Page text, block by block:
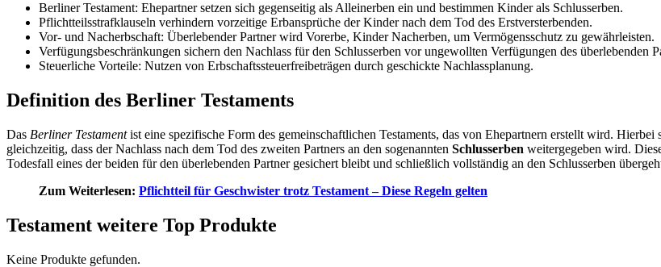
Berliner Testament: Ehepartner setzen sich gegenseitig als Alleinerben ein und bestimmen Kinder als Schlusserben.
Pflichtteilsstrafklauseln verhindern vorzeitige Erbansprüche der Kinder nach dem Tod des Erstversterbenden.
Vor- und Nacherbschaft: Überlebender Partner wird Vorerbe, Kinder Nacherben, um Vermögensschutz zu gewährleisten.
Verfügungsbeschränkungen sichern den Nachlass für den Schlusserben vor ungewollten Verfügungen des überlebenden
Steuerliche Vorteile: Nutzen von Erbschaftssteuerfreibeträgen durch geschickte Nachlassplanung.
Definition des Berliner Testaments
Das Berliner Testamentist eine spezifische Form des gemeinschaftlichen Testaments, das von Ehepartnern erstellt wird.
gleichzeitig, dass der Nachlass nach dem Tod des zweiten Partners an den sogenannten Schlusserben weitergegeben wird.
Todesfall eines der beiden für den überlebenden Partner gesichert bleibt und schließlich vollständig an den Schlusserben
Zum Weiterlesen: Pflichtteil für Geschwister trotz Testament – Diese Regeln gelten
Testament weitere Top Produkte
Keine Produkte gefunden.